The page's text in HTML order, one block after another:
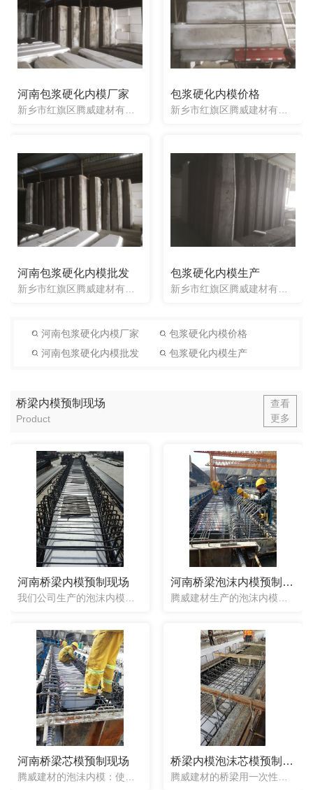
河南包浆硬化内模厂家
新乡市红旗区腾威建材有限公司是一家生产销售：泡沫内模、空心板内模、一次性桥梁芯模、桥梁内模的厂家。包浆硬化内模等产品得到广大用户的一致好评，欢迎各位来电咨询。
包浆硬化内模价格
新乡市红旗区腾威建材有限公司是一家生产销售：泡沫内模、空心板内模、一次性桥梁芯模、桥梁内模的厂家。包浆硬化内模等产品得到广大用户的一致好评，欢迎各位来电咨询。
河南包浆硬化内模批发 包浆硬化内模生产
河南包浆硬化内模厂家
包浆硬化内模价格
河南包浆硬化内模批发
包浆硬化内模生产
桥梁内模预制现场
Product
查看
更多
河南桥梁内模预制现场 河南桥梁泡沫内模预制现场
河南桥梁芯模预制现场 桥梁内模泡沫芯模预制现场